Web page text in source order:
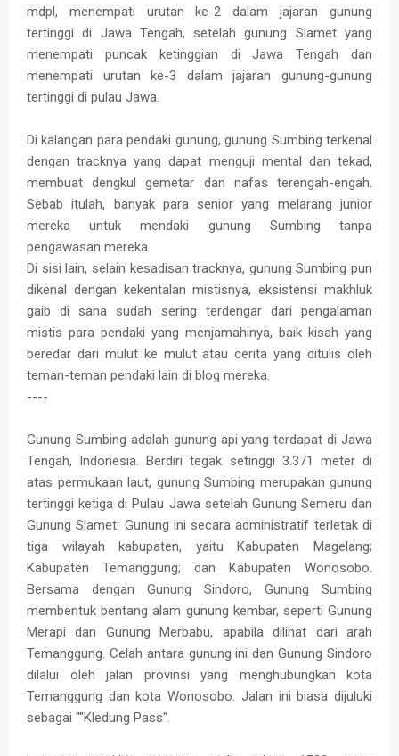
mdpl, menempati urutan ke-2 dalam jajaran gunung
tertinggi di Jawa Tengah, setelah gunung Slamet yang
menempati puncak ketinggian di Jawa Tengah dan
menempati urutan ke-3 dalam jajaran gunung-gunung
tertinggi di pulau Jawa.
Di kalangan para pendaki gunung, gunung Sumbing terkenal
dengan tracknya yang dapat menguji mental dan tekad,
membuat dengkul gemetar dan nafas terengah-engah.
Sebab itulah, banyak para senior yang melarang junior
mereka untuk mendaki gunung Sumbing tanpa
pengawasan mereka.
Di sisi lain, selain kesadisan tracknya, gunung Sumbing pun
dikenal dengan kekentalan mistisnya, eksistensi makhluk
gaib di sana sudah sering terdengar dari pengalaman
mistis para pendaki yang menjamahinya, baik kisah yang
beredar dari mulut ke mulut atau cerita yang ditulis oleh
teman-teman pendaki lain di blog mereka.
----
Gunung Sumbing adalah gunung api yang terdapat di Jawa
Tengah, Indonesia. Berdiri tegak setinggi 3.371 meter di
atas permukaan laut, gunung Sumbing merupakan gunung
tertinggi ketiga di Pulau Jawa setelah Gunung Semeru dan
Gunung Slamet. Gunung ini secara administratif terletak di
tiga wilayah kabupaten, yaitu Kabupaten Magelang;
Kabupaten Temanggung; dan Kabupaten Wonosobo.
Bersama dengan Gunung Sindoro, Gunung Sumbing
membentuk bentang alam gunung kembar, seperti Gunung
Merapi dan Gunung Merbabu, apabila dilihat dari arah
Temanggung. Celah antara gunung ini dan Gunung Sindoro
dilalui oleh jalan provinsi yang menghubungkan kota
Temanggung dan kota Wonosobo. Jalan ini biasa dijuluki
sebagai ""Kledung Pass".